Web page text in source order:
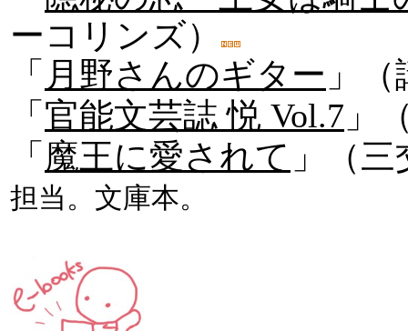
ーコリンズ）
「 月野さんのギター 」
「 官能文芸誌 悦 Vol.7 」
「 魔王に愛されて 」（
担当。文庫本。